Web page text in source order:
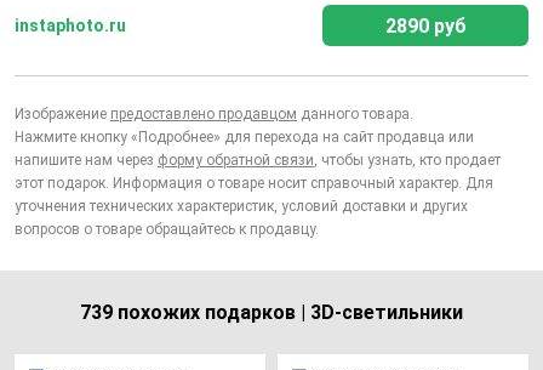
instaphoto.ru 2890 руб
Изображение предоставлено продавцом данного товара.
Нажмите кнопку «Подробнее» для перехода на сайт продавца или
напишите нам через форму обратной связи, чтобы узнать, кто продает
этот подарок. Информация о товаре носит справочный характер. Для
уточнения технических характеристик, условий доставки и других
вопросов о товаре обращайтесь к продавцу.
739 похожих подарков | 3D-светильники